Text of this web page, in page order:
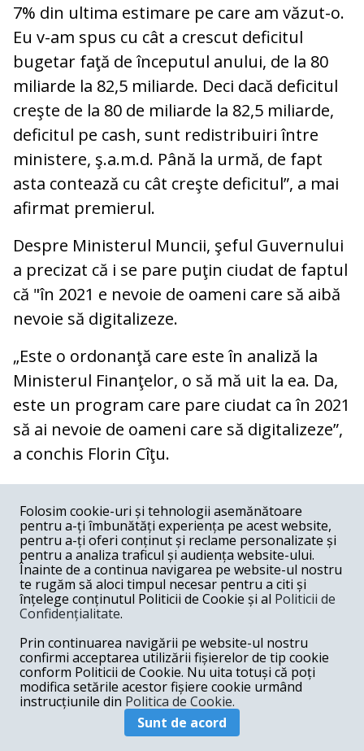
7% din ultima estimare pe care am văzut-o.
Eu v-am spus cu cât a crescut deficitul
bugetar faţă de începutul anului, de la 80
miliarde la 82,5 miliarde. Deci dacă deficitul
creşte de la 80 de miliarde la 82,5 miliarde,
deficitul pe cash, sunt redistribuiri între
ministere, ş.a.m.d. Până la urmă, de fapt
asta contează cu cât creşte deficitul”, a mai
afirmat premierul.
Despre Ministerul Muncii, şeful Guvernului
a precizat că i se pare puţin ciudat de faptul
că "în 2021 e nevoie de oameni care să aibă
nevoie să digitalizeze.
„Este o ordonanţă care este în analiză la
Ministerul Finanţelor, o să mă uit la ea. Da,
este un program care pare ciudat ca în 2021
să ai nevoie de oameni care să digitalizeze”,
a conchis Florin Cîţu.
COMENTARII
Nume
Email
Postează comentariu
Folosim cookie-uri și tehnologii asemănătoare
pentru a-ți îmbunătăți experiența pe acest website,
pentru a-ți oferi conținut și reclame personalizate și
pentru a analiza traficul și audiența website-ului.
Înainte de a continua navigarea pe website-ul nostru
te rugăm să aloci timpul necesar pentru a citi și
înțelege conținutul Politicii de Cookie și al Politicii de
Confidențialitate.
Prin continuarea navigării pe website-ul nostru
confirmi acceptarea utilizării fișierelor de tip cookie
conform Politicii de Cookie. Nu uita totuși că poți
modifica setările acestor fișiere cookie urmând
instrucțiunile din Politica de Cookie.
Sunt de acord